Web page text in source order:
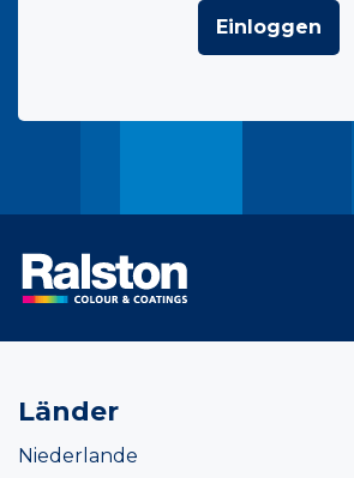
Einloggen
Länder
Niederlande